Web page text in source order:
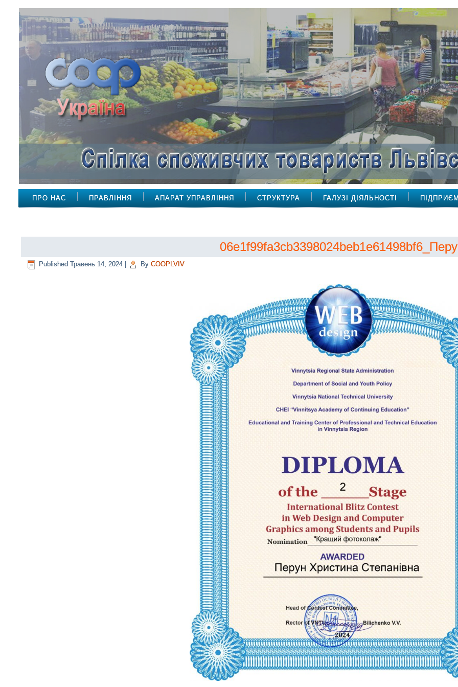
ПРО НАС ПРАВЛІННЯ АПАРАТ УПРАВЛІННЯ СТРУКТУРА ГАЛУЗІ ДІЯЛЬНОСТІ
Published Травень 14, 2024 By COOPLVIV